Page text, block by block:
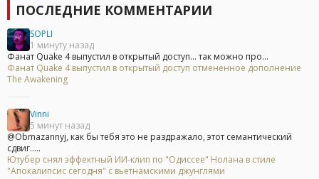
ПОСЛЕДНИЕ КОММЕНТАРИИ
SOPLI
1 минуту назад
Фанат Quake 4 выпустил в открытый доступ... так можно про...
Фанат Quake 4 выпустил в открытый доступ отмененное дополнение
The Awakening
Vinni
5 минут назад
@Obmazannyj, как бы тебя это не раздражало, этот семантический
сдвиг.....
Ютубер снял эффектный ИИ-клип по "Одиссее" Нолана в стиле
"Апокалипсис сегодня" с вьетнамскими джунглями